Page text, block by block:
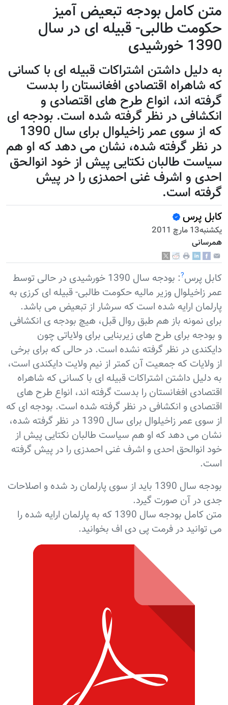
متن کامل بودجه تبعیض آمیز
حکومت طالبی- قبیله ای در سال
1390 خورشیدی
به دلیل داشتن اشتراکات قبیله ای با کسانی
که شاهراه اقتصادی افغانستان را بدست
گرفته اند، انواع طرح های اقتصادی و
انکشافی در نظر گرفته شده است. بودجه ای
که از سوی عمر زاخیلوال برای سال 1390
در نظر گرفته شده، نشان می دهد که او هم
سیاست طالبان نکتایی پیش از خود انوالحق
احدی و اشرف غنی احمدزی را در پیش
گرفته است.
کابل پرس
يكشنبه13 مارچ 2011
همرسانی
کابل پرس?
: بودجه سال 1390 خورشیدی در حالی توسط
عمر زاخیلوال وزیر مالیه حکومت طالبی- قبیله ای کرزی به
پارلمان ارایه شده است که سرشار از تبعیض می باشد.
برای نمونه باز هم طبق روال قبل، هیچ بودجه ی انکشافی
و بودجه برای طرح های زیربنایی برای ولایاتی چون
دایکندی در نظر گرفته نشده است. در حالی که برای برخی
از ولایات که جمعیت آن کمتر از نیم ولایت دایکندی است،
به دلیل داشتن اشتراکات قبیله ای با کسانی که شاهراه
اقتصادی افغانستان را بدست گرفته اند، انواع طرح های
اقتصادی و انکشافی در نظر گرفته شده است. بودجه ای که
از سوی عمر زاخیلوال برای سال 1390 در نظر گرفته شده،
نشان می دهد که او هم سیاست طالبان نکتایی پیش از
خود انوالحق احدی و اشرف غنی احمدزی را در پیش گرفته
است.
بودجه سال 1390 باید از سوی پارلمان رد شده و اصلاحات
جدی در آن صورت گیرد.
متن کامل بودجه سال 1390 که به پارلمان ارایه شده را
می توانید در فرمت پی دی اف بخوانید.